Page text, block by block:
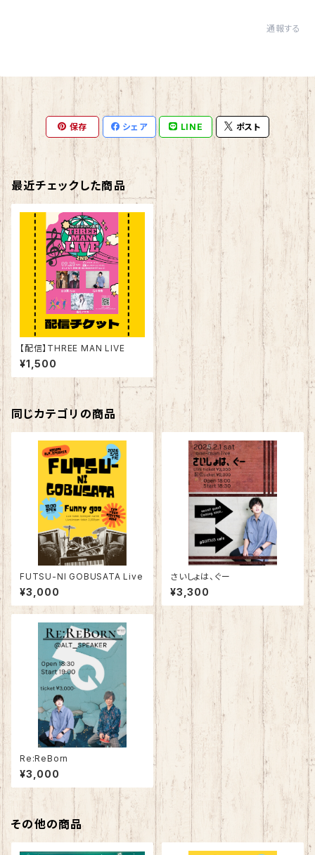
通報する
保存 シェア LINE ポスト
最近チェックした商品
【配信】THREE MAN LIVE
¥1,500
同じカテゴリの商品
FUTSU-NI GOBUSATA Live
¥3,000
さいしょは、ぐー
¥3,300
Re:ReBorn
¥3,000
その他の商品